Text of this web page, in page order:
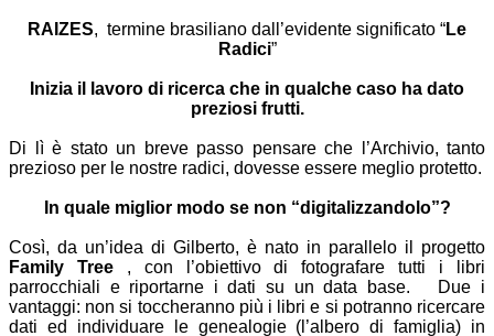
RAIZES, termine brasiliano dall’evidente significato “Le
Radici”
Inizia il lavoro di ricerca che in qualche caso ha dato
preziosi frutti.
Di lì è stato un breve passo pensare che l’Archivio, tanto
prezioso per le nostre radici, dovesse essere meglio protetto.
In quale miglior modo se non “digitalizzandolo”?
Così, da un’idea di Gilberto, è nato in parallelo il progetto
Family Tree, con l’obiettivo di fotografare tutti i libri
parrocchiali e riportarne i dati su un data base. Due i
vantaggi: non si toccheranno più i libri e si potranno ricercare
dati ed individuare le genealogie (l’albero di famiglia) in